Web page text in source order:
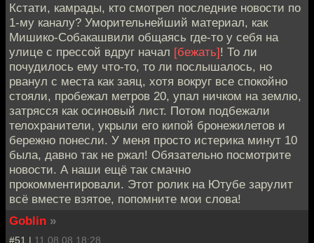
Кстати, камрады, кто смотрел последние новости по
1-му каналу? Уморительнейший материал, как
Мишико-Собакашвили общаясь где-то у себя на
улице с прессой вдруг начал [бежать]! То ли
почудилось ему что-то, то ли послышалось, но
рванул с места как заяц, хотя вокруг все спокойно
стояли, пробежал метров 20, упал ничком на землю,
затрясся как осиновый лист. Потом подбежали
телохранители, укрыли его кипой бронежилетов и
бережно понесли. У меня просто истерика минут 10
была, давно так не ржал! Обязательно посмотрите
новости. А наши ещё так смачно
прокомментировали. Этот ролик на Ютубе зарулит
всё вместе взятое, попомните мои слова!
Goblin »
#51 | 11.08.08 18:28